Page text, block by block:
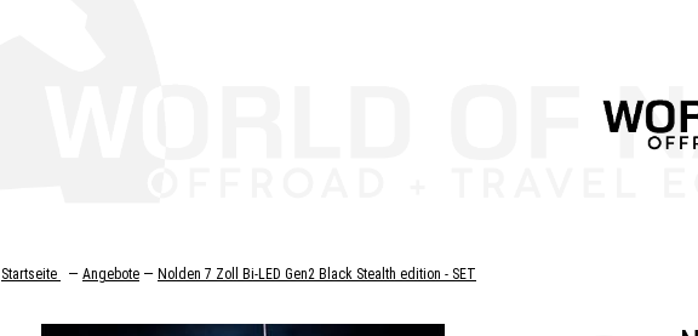
Startseite — Angebote — Nolden 7 Zoll Bi-LED Gen2 Black Stealth edition - SET